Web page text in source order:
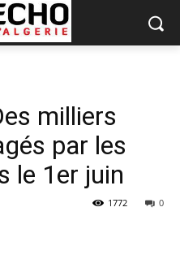
milliers
par les
le 1er juin
0
1772